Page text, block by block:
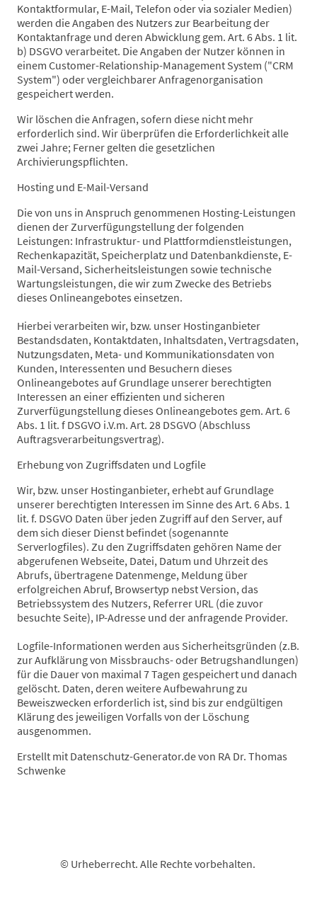
Kontaktformular, E-Mail, Telefon oder via sozialer Medien)
werden die Angaben des Nutzers zur Bearbeitung der
Kontaktanfrage und deren Abwicklung gem. Art. 6 Abs. 1 lit.
b) DSGVO verarbeitet. Die Angaben der Nutzer können in
einem Customer-Relationship-Management System ("CRM
System") oder vergleichbarer Anfragenorganisation
gespeichert werden.
Wir löschen die Anfragen, sofern diese nicht mehr
erforderlich sind. Wir überprüfen die Erforderlichkeit alle
zwei Jahre; Ferner gelten die gesetzlichen
Archivierungspflichten.
Hosting und E-Mail-Versand
Die von uns in Anspruch genommenen Hosting-Leistungen
dienen der Zurverfügungstellung der folgenden
Leistungen: Infrastruktur- und Plattformdienstleistungen,
Rechenkapazität, Speicherplatz und Datenbankdienste, E-
Mail-Versand, Sicherheitsleistungen sowie technische
Wartungsleistungen, die wir zum Zwecke des Betriebs
dieses Onlineangebotes einsetzen.
Hierbei verarbeiten wir, bzw. unser Hostinganbieter
Bestandsdaten, Kontaktdaten, Inhaltsdaten, Vertragsdaten,
Nutzungsdaten, Meta- und Kommunikationsdaten von
Kunden, Interessenten und Besuchern dieses
Onlineangebotes auf Grundlage unserer berechtigten
Interessen an einer effizienten und sicheren
Zurverfügungstellung dieses Onlineangebotes gem. Art. 6
Abs. 1 lit. f DSGVO i.V.m. Art. 28 DSGVO (Abschluss
Auftragsverarbeitungsvertrag).
Erhebung von Zugriffsdaten und Logfile
Wir, bzw. unser Hostinganbieter, erhebt auf Grundlage
unserer berechtigten Interessen im Sinne des Art. 6 Abs. 1
lit. f. DSGVO Daten über jeden Zugriff auf den Server, auf
dem sich dieser Dienst befindet (sogenannte
Serverlogfiles). Zu den Zugriffsdaten gehören Name der
abgerufenen Webseite, Datei, Datum und Uhrzeit des
Abrufs, übertragene Datenmenge, Meldung über
erfolgreichen Abruf, Browsertyp nebst Version, das
Betriebssystem des Nutzers, Referrer URL (die zuvor
besuchte Seite), IP-Adresse und der anfragende Provider.
Logfile-Informationen werden aus Sicherheitsgründen (z.B.
zur Aufklärung von Missbrauchs- oder Betrugshandlungen)
für die Dauer von maximal 7 Tagen gespeichert und danach
gelöscht. Daten, deren weitere Aufbewahrung zu
Beweiszwecken erforderlich ist, sind bis zur endgültigen
Klärung des jeweiligen Vorfalls von der Löschung
ausgenommen.
Erstellt mit Datenschutz-Generator.de von RA Dr. Thomas
Schwenke
© Urheberrecht. Alle Rechte vorbehalten.